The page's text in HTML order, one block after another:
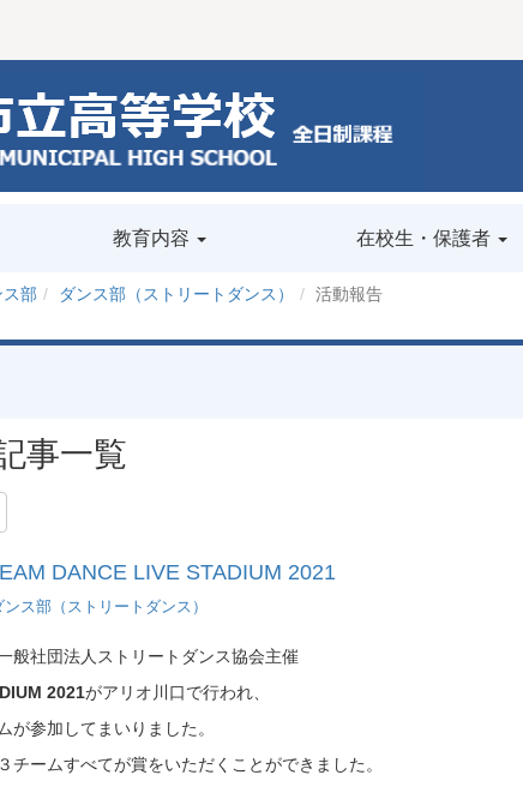
教育内容 在校生・保護者
ス部 ダンス部（ストリートダンス） 活動報告
事一覧
DANCE LIVE STADIUM 2021
ンス部（ストリートダンス）
般社団法人ストリートダンス協会主催
2021がアリオ川口で行われ、
が参加してまいりました。
チームすべてが賞をいただくことができました。